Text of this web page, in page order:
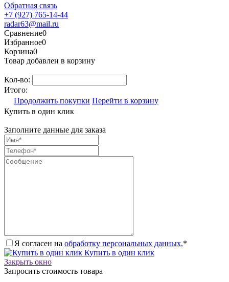
Обратная связь
+7 (927) 765-14-44
radar63@mail.ru
Сравнение0
Избранное0
Корзина0
Товар добавлен в корзину
Кол-во:
Итого:
Продолжить покупки Перейти в корзину
Купить в один клик
Заполните данные для заказа
Я согласен на обработку персональных данных.*
Купить в один клик
Закрыть окно
Запросить стоимость товара